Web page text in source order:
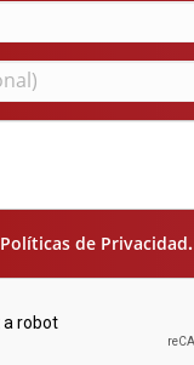
Políticas de Privacidad.